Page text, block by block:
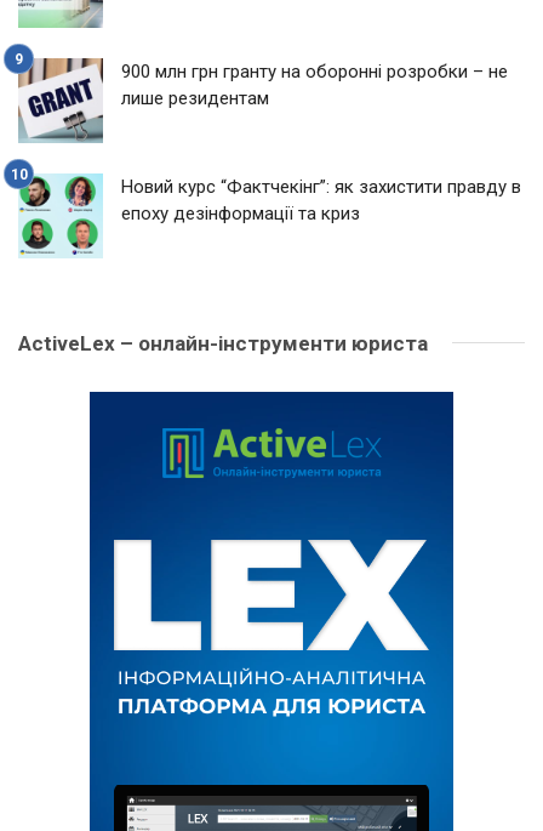
900 млн грн гранту на оборонні розробки – не
лише резидентам
Новий курс “Фактчекінг”: як захистити правду в
епоху дезінформації та криз
ActiveLex – онлайн-інструменти юриста